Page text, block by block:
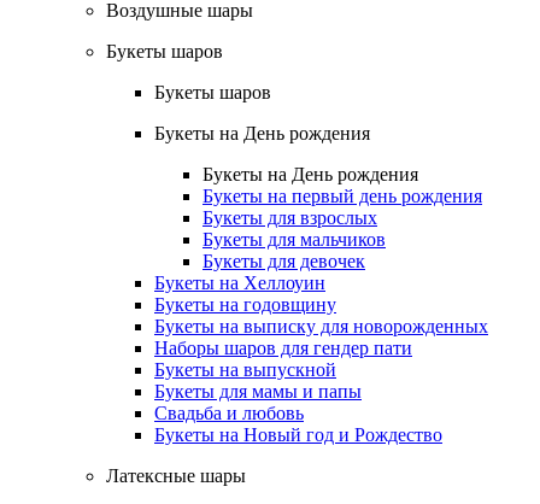
Воздушные шары
Букеты шаров
Букеты шаров
Букеты на День рождения
Букеты на День рождения
Букеты на первый день рождения
Букеты для взрослых
Букеты для мальчиков
Букеты для девочек
Букеты на Хеллоуин
Букеты на годовщину
Букеты на выписку для новорожденных
Наборы шаров для гендер пати
Букеты на выпускной
Букеты для мамы и папы
Свадьба и любовь
Букеты на Новый год и Рождество
Латексные шары